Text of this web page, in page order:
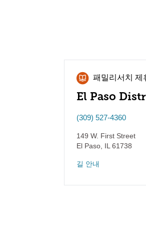
패밀리서치 제
El Paso
(309) 527-4360
149 W. First Street
El Paso IL 61738
길 안내